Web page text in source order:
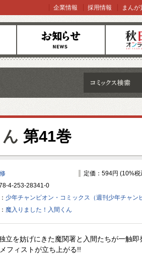
お知らせ オンライン
企業情報 採用情報 まんが
第41巻
定価：594円 (10%税
4-253-28341-0
少年チャンピオン・コミックス（週刊少年チャン
魔入りました！入間くん
立を妨げにきた魔関署と入間たちが一触
フィストが立ち上がる!!